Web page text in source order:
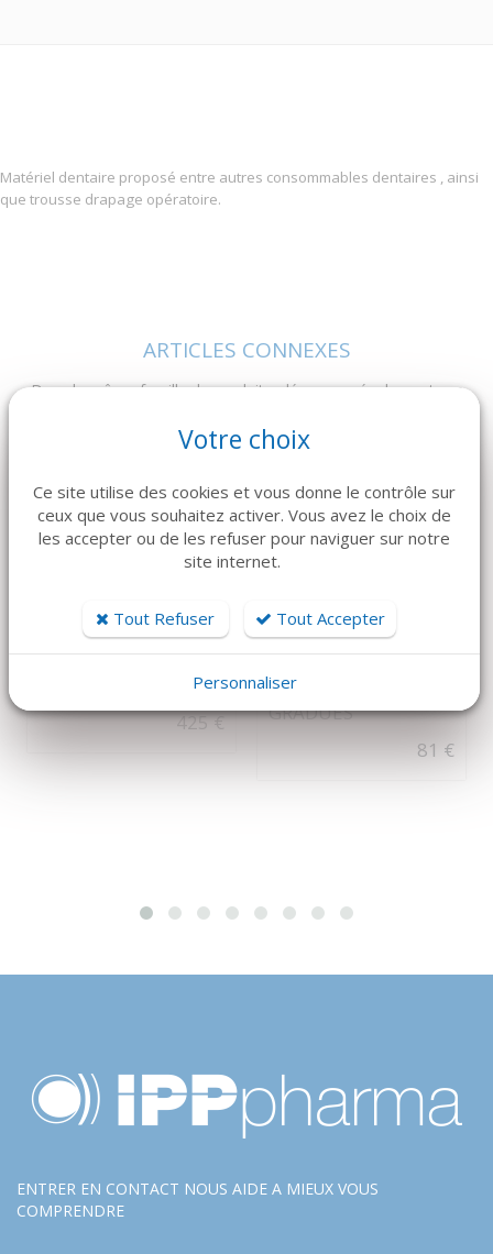
Matériel dentaire proposé entre autres consommables dentaires , ainsi
que trousse drapage opératoire.
ARTICLES CONNEXES
Dans la même famille de produits, découvrez également ces
Filtre DEMICAP (x3)
425 €
OFFRE QUANTITATIVE
CISEAU À OS
GRADUÉS
81 €
ENTRER EN CONTACT NOUS AIDE A MIEUX VOUS
COMPRENDRE
Votre choix
Ce site utilise des cookies et vous donne le contrôle sur
ceux que vous souhaitez activer. Vous avez le choix de
les accepter ou de les refuser pour naviguer sur notre
site internet.
Tout Refuser Tout Accepter
Personnaliser